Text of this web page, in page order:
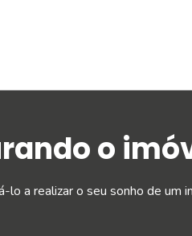
o
lo a realizar o seu sonho de um